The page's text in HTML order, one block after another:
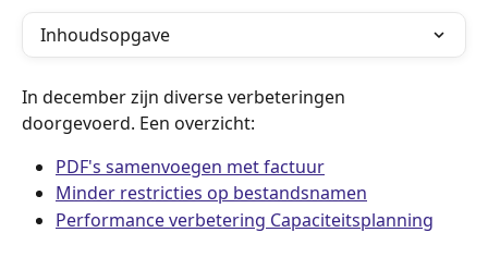
Inhoudsopgave
In december zijn diverse verbeteringen
doorgevoerd. Een overzicht:
PDF's samenvoegen met factuur
Minder restricties op bestandsnamen
Performance verbetering Capaciteitsplanning